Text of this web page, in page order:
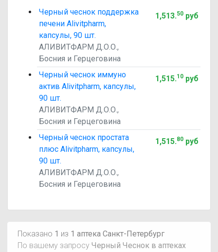
Черный чеснок поддержка
печени Alivitpharm,
капсулы, 90 шт.
АЛИВИТФАРМ Д.О.О.,
Босния и Герцеговина
1,513.50руб
Черный чеснок иммуно
актив Alivitpharm, капсулы,
90 шт.
АЛИВИТФАРМ Д.О.О.,
Босния и Герцеговина
1,515.10руб
Черный чеснок простата
плюс Alivitpharm, капсулы,
90 шт.
АЛИВИТФАРМ Д.О.О.,
Босния и Герцеговина
1,515.80руб
Показано 1 из 1 аптека Санкт-Петербург
По вашему запросу Черный Чеснок в аптеках